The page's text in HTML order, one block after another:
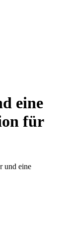
eine
für
und eine